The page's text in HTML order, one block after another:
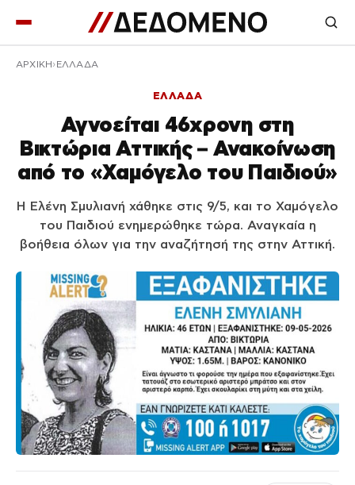
ΑΡΧΙΚΉ ΕΛΛΑΔΑ
ΕΛΛΑΔΑ
Αγνοείται 46χρονη στη
Βικτώρια Αττικής – Ανακοίνωση
από το «Χαμόγελο του Παιδιού»
Η Ελένη Σμυλιανή χάθηκε στις 9/5, και το Χαμόγελο
του Παιδιού ενημερώθηκε τώρα. Αναγκαία η
βοήθεια όλων για την αναζήτησή της στην Αττική.